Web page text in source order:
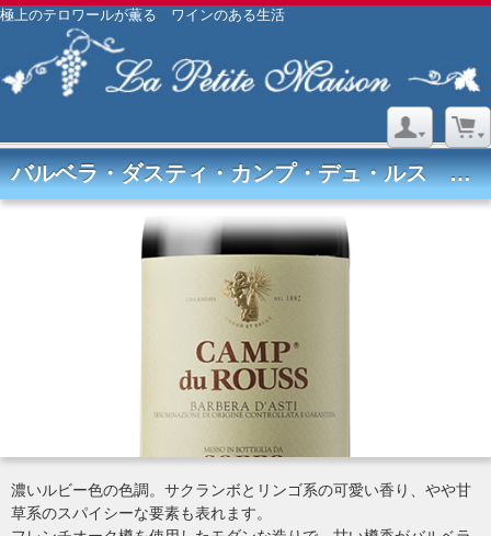
極上のテロワールが薫る ワインのある生活
バルベラ・ダスティ・カンプ・デュ・ルス 赤2021 コッポ
濃いルビー色の色調。サクランボとリンゴ系の可愛い香り、やや甘
草系のスパイシーな要素も表れます。